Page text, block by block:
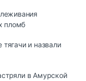
пломб
и назвали
в Амурской